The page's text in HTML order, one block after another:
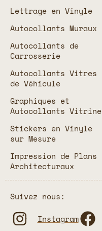
Lettrage en Vinyle
Autocollants Muraux
Autocollants de
Carrosserie
Autocollants Vitres
de Véhicule
Graphiques et
Autocollants Vitrine
Stickers en Vinyle
sur Mesure
Impression de Plans
Architecturaux
Suivez nous:
Instagram